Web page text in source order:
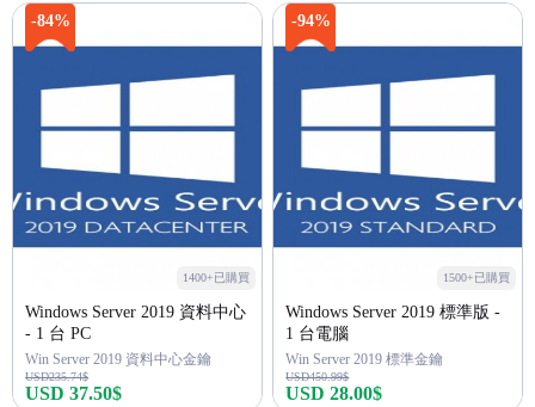
-84%
1400+已購買
Windows Server 2019 資料中心
- 1 台 PC
Win Server 2019 資料中心金鑰
USD235.74$
USD 37.50$
-94%
1500+已購買
Windows Server 2019 標準版 -
1 台電腦
Win Server 2019 標準金鑰
USD450.99$
USD 28.00$